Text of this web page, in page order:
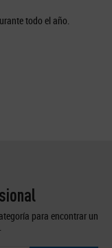
todo el año.
para encontrar un